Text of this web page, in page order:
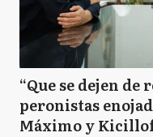
“Que se dejen de
peronistas
Máximo y